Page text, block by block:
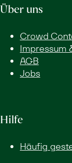
Über uns
Crowd
Impressum
AGB
Jobs
Hilfe
Häufig